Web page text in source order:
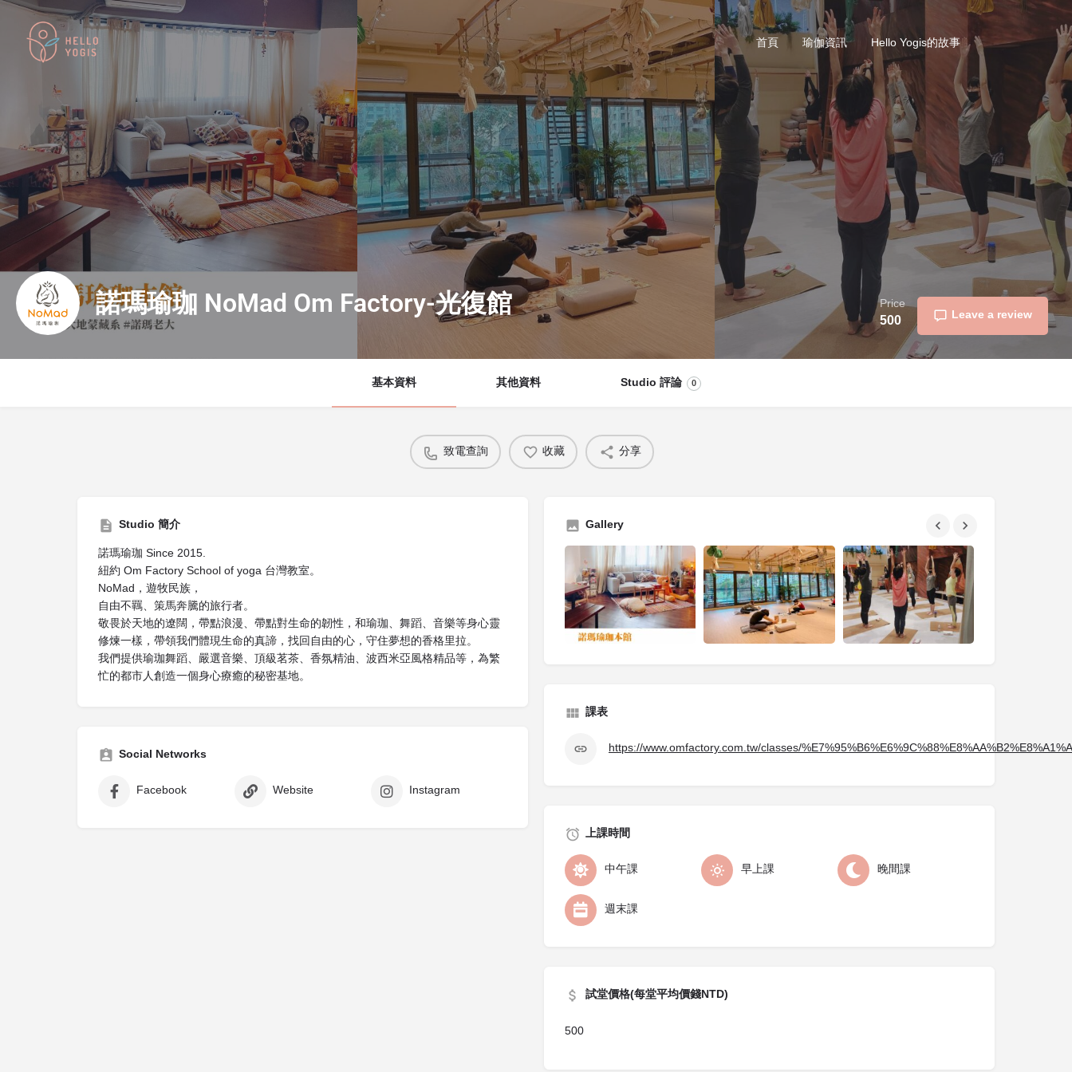
首頁 瑜伽資訊 Hello Yogis的故事
諾瑪瑜珈 NoMad Om Factory-光復館 Price
500 Leave a review
基本資料 其他資料 Studio 評論 0
致電查詢 收藏 分享
Studio 簡介
諾瑪瑜珈 Since 2015.
紐約 Om Factory School of yoga 台灣教室。
NoMad，遊牧民族，
自由不羈、策馬奔騰的旅行者。
敬畏於天地的遼闊，帶點浪漫、帶點對生命的韌性，和瑜珈、舞蹈、音樂等身心靈
修煉一樣，帶領我們體現生命的真諦，找回自由的心，守住夢想的香格里拉。
我們提供瑜珈舞蹈、嚴選音樂、頂級茗茶、香氛精油、波西米亞風格精品等，為繁
忙的都市人創造一個身心療癒的秘密基地。
Social Networks
Facebook Website Instagram
Gallery
課表
https://www.omfactory.com.tw/classes/
上課時間
中午課 早上課 晚間課
週末課
試堂價格(每堂平均價錢NTD)
500